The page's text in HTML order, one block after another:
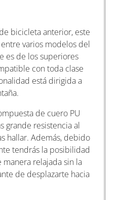
bicicleta anterior, este
varios modelos del
es de los superiores
con toda clase
está dirigida a
de cuero PU
grande resistencia al
hallar. Además, debido
tendrás la posibilidad
relajada sin la
de desplazarte hacia